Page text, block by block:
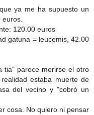
ya me ha supuesto un
euros.
120.00 euros
gatuna = leucemis, 42.00
tia" parece morirse el otro
estaba muerte de
del vecino y "cobró un
cosa. No quiero ni pensar